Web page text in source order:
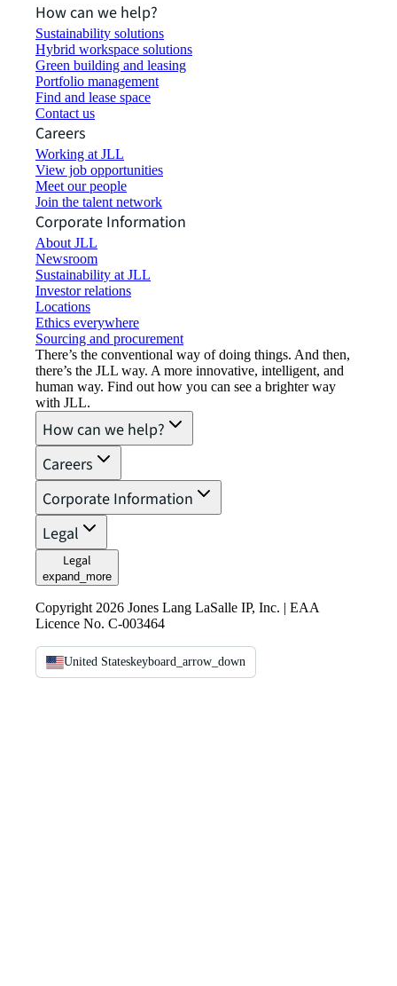
How can we help?
Sustainability solutions
Hybrid workspace solutions
Green building and leasing
Portfolio management
Find and lease space
Contact us
Careers
Working at JLL
View job opportunities
Meet our people
Join the talent network
Corporate Information
About JLL
Newsroom
Sustainability at JLL
Investor relations
Locations
Ethics everywhere
Sourcing and procurement
There’s the conventional way of doing things. And then,
there’s the JLL way. A more innovative, intelligent, and
human way. Find out how you can see a brighter way
with JLL.
How can we help?
Careers
Corporate Information
Legal
Legal
expand_more
Copyright 2026 Jones Lang LaSalle IP, Inc. | EAA
Licence No. C-003464
United Stateskeyboard_arrow_down